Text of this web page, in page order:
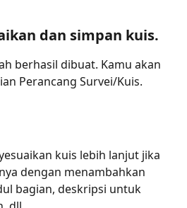
dan simpan kuis.
berhasil dibuat. Kamu akan
Perancang Survei/Kuis.
kuis lebih lanjut jika
dengan menambahkan
bagian, deskripsi untuk